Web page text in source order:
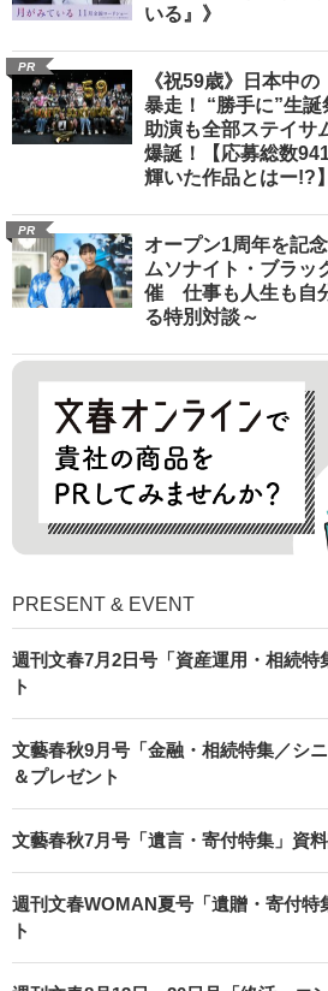
いる』》
PR
《祝59歳》日本中
暴走！ “勝手に”生
助演も全部ステイサ
爆誕！【応募総数
輝いた作品とはー!?】
PR
オープン1周年を記
ムソナイト・ブラッ
催 仕事も人生も自
る特別対談～
PRESENT & EVENT
週刊文春7月2日号「資産運用・相続特
ト
文藝春秋9月号「金融・相続特集／シ
＆プレゼント
文藝春秋7月号「遺言・寄付特集」資
週刊文春WOMAN夏号「遺贈・寄付特
ト